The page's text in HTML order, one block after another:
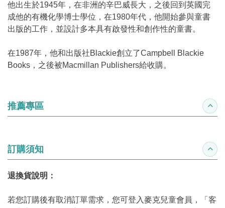
他出生於1945年，在非洲的辛巴威長大，之後回到英國完
成他的有機化學博士學位，在1980年代，他開始參與童書
出版的工作，並設計多本具有啟發性和創作性的童書。
在1987年，他和出版社Blackie創立了Campbell Blackie
Books，之後被Macmillan Publishers給收購。
推薦專區 收合
訂購須知 收合
退換貨說明：
若您訂購後有取消訂單需求，您可登入麥克兒童會員，「客